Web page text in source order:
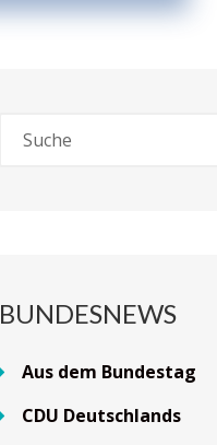
BUNDESNEWS
Aus dem Bundestag
CDU Deutschlands